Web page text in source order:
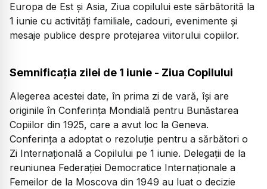
Europa de Est și Asia, Ziua copilului este sărbătorită la
1 iunie cu activități familiale, cadouri, evenimente și
mesaje publice despre protejarea viitorului copiilor.
Semnificația zilei de 1 iunie - Ziua Copilului
Alegerea acestei date, în prima zi de vară, își are
originile în Conferința Mondială pentru Bunăstarea
Copiilor din 1925, care a avut loc la Geneva.
Conferința a adoptat o rezoluție pentru a sărbători o
Zi Internațională a Copilului pe 1 iunie. Delegații de la
reuniunea Federației Democratice Internaționale a
Femeilor de la Moscova din 1949 au luat o decizie